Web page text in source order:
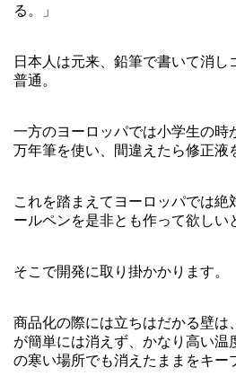
る。」
日本人は元来、鉛筆で書いて消
普通。
一方のヨーロッパでは小学生の時
万年筆を使い、間違えたら修正液
これを踏まえてヨーロッパでは絶
ールペンを是非とも作って欲しい
そこで開発に取り掛かかります。
商品化の際には立ちはだかる壁は
が簡単には消えず、かなり高い温
の寒い場所でも消えたままをキー